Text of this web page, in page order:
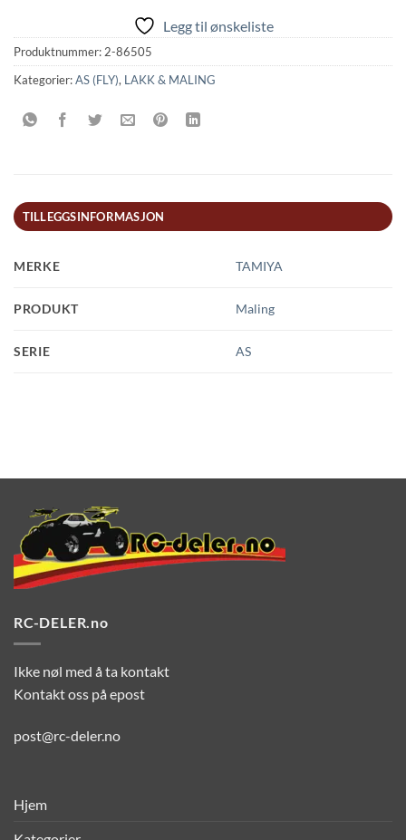
Legg til ønskeliste
Produktnummer: 2-86505
Kategorier:AS (FLY), LAKK & MALING
TILLEGGSINFORMASJON
MERKE TAMIYA
PRODUKT Maling
SERIE AS
RC-DELER.no
Ikke nøl med å ta kontakt
Kontakt oss på epost
post@rc-deler.no
Hjem